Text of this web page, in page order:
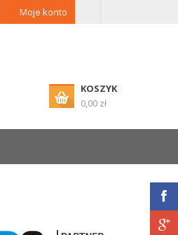
Moje konto
KOSZYK
0,00 zł